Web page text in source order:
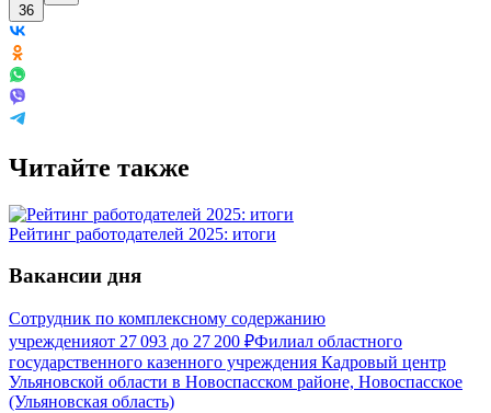
36
Читайте также
Рейтинг работодателей 2025: итоги
Вакансии дня
Сотрудник по комплексному содержанию
учрежденияот 27 093 до 27 200 ₽Филиал областного
государственного казенного учреждения Кадровый центр
Ульяновской области в Новоспасском районе, Новоспасское
(Ульяновская область)